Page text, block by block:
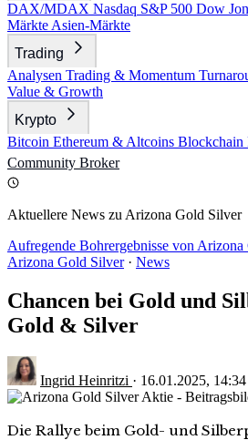
DAX/MDAX Nasdaq S&P 500 Dow
Märkte Asien-Märkte
Trading
Analysen Trading & Momentum
Value & Growth
Krypto
Bitcoin Ethereum & Altcoins Blockchain
Community Broker
Aktuellere News zu Arizona Gold Silver
Aufregende Bohrergebnisse von
Arizona Gold Silver · News
Chancen bei Gold und
Gold & Silver
Ingrid Heinritzi · 16.01.2025,
Die Rallye beim Gold- und